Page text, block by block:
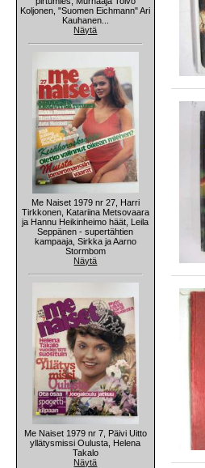
Koljonen, "Suomen Eichmann" Ari
Kauhanen...
Näytä
Me Naiset 1979 nr 27, Harri
Tirkkonen, Katariina Metsovaara
ja Hannu Heikinheimo häät, Leila
Seppänen - supertähtien
kampaaja, Sirkka ja Aarno
Stormbom
Näytä
Me Naiset 1979 nr 7, Päivi Uitto
yllätysmissi Oulusta, Helena
Takalo
Näytä